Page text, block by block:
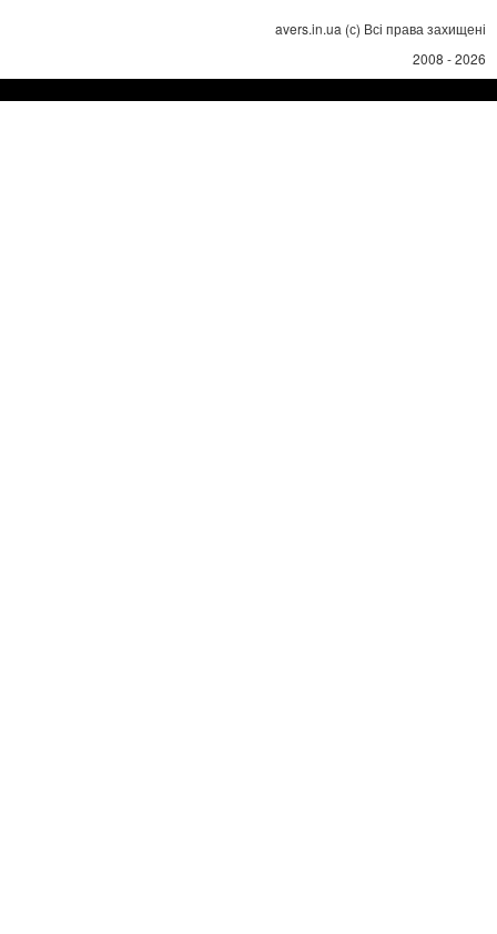
avers.in.ua (с) Всі права захищені
2008 - 2026